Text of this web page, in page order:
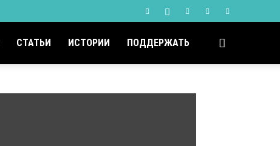
СТАТЬИ ИСТОРИИ ПОДДЕРЖАТЬ